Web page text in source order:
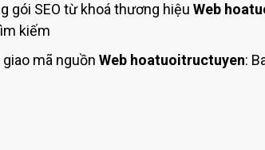
gói SEO từ khoá thương hiệu Web
kiếm
giao mã nguồn Web hoatuoitructuyen: